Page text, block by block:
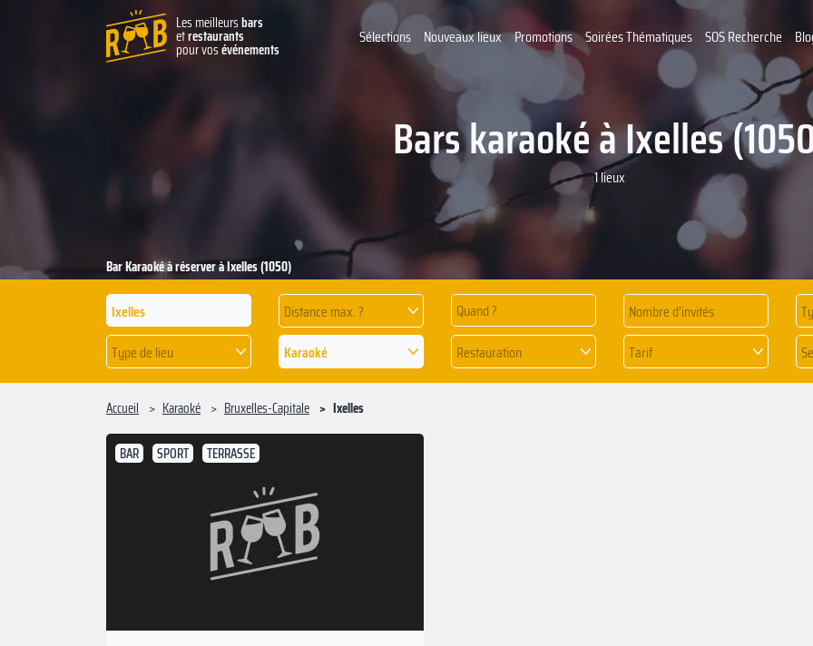
Les meilleursbars
etrestaurants
pour vosévénements
Sélections Nouveaux lieux Promotions Soirées Thématiques SOS Recherche
Bars karaoké à Ixelles
1 lieux
Distance max. ? Quand ?
Type de lieu
Karaoké Restauration Tarif
Bar Karaoké à réserver à Ixelles (1050)
Accueil Karaoké Bruxelles-Capitale Ixelles
BAR SPORT TERRASSE